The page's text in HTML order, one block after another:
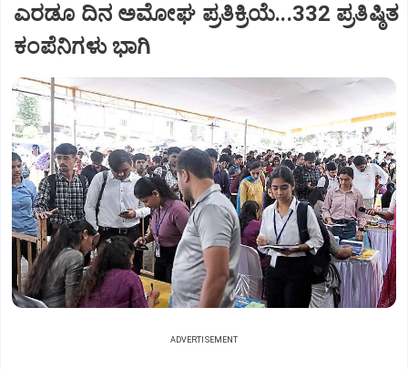
ಎರಡೂ ದಿನ ಅಮೋಘ ಪ್ರತಿಕ್ರಿಯೆ...332 ಪ್ರತಿಷ್ಠಿತ
ಕಂಪೆನಿಗಳು ಭಾಗಿ
ADVERTISEMENT